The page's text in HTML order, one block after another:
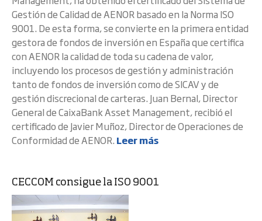
Gestión de Calidad de AENOR basado en la Norma ISO
9001. De esta forma, se convierte en la primera entidad
gestora de fondos de inversión en España que certifica
con AENOR la calidad de toda su cadena de valor,
incluyendo los procesos de gestión y administración
tanto de fondos de inversión como de SICAV y de
gestión discrecional de carteras. Juan Bernal, Director
General de CaixaBank Asset Management, recibió el
certificado de Javier Muñoz, Director de Operaciones de
Conformidad de AENOR. Leer más
CECCOM consigue la ISO 9001